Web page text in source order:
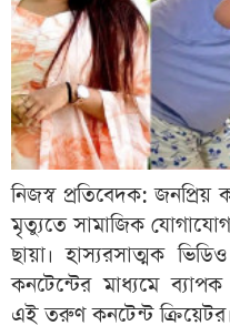
নিজস্ব প্রতিবেদক: জনপ্রিয়
মৃত্যুতে সামাজিক
ছায়া। হাস্যরসাত্মক
কনটেন্টের মাধ্যমে
এই তরুণ কনটেন্ট ক্রিয়েটর।